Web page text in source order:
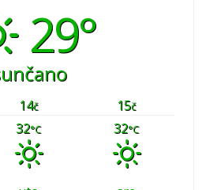
29°
14č 15č
32°C 32°C